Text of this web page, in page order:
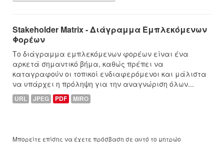
Stakeholder Matrix - Διάγραμμα Εμπλεκόμενων
Φορέων
Το διάγραμμα εμπλεκόμενων φορέων είναι ένα
αρκετά σημαντικό βήμα, καθώς πρέπει να
καταγραφούν οι τοπικοί ενδιαφερόμενοι και μάλιστα
να υπάρχει η πρόληψη για την αναγνώριση όλων...
URL JPEG PDF MIRO
Μπορείτε επίσης να έχετε πρόσβαση σε αυτό το μητρώο